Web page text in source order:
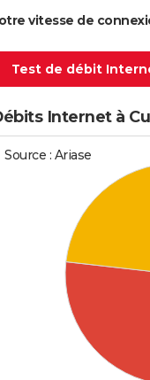
vitesse de
Test de débit
Internet à
Source : Ariase